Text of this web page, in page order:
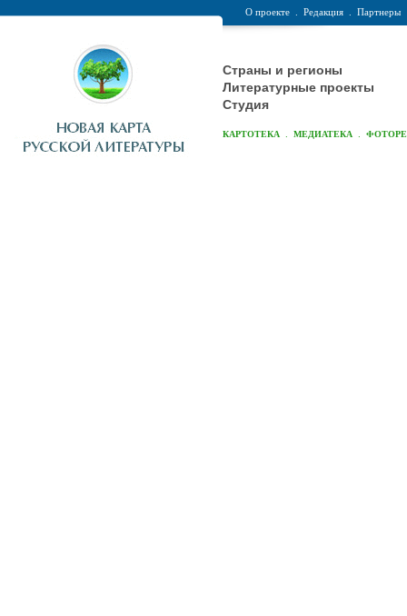
О проекте Редакция Партнеры
Страны и регионы
Литературные проекты
Студия
КАРТОТЕКА МЕДИАТЕКА